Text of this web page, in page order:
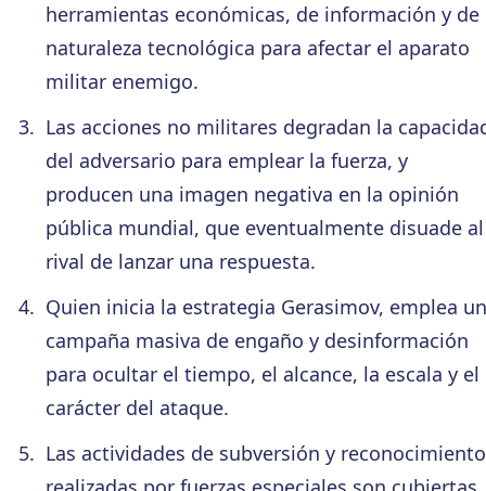
herramientas económicas, de información y de
naturaleza tecnológica para afectar el aparato
militar enemigo.
Las acciones no militares degradan la
del adversario para emplear la fuerza, y
producen una imagen negativa en la opinión
pública mundial, que eventualmente disuade al
rival de lanzar una respuesta.
Quien inicia la estrategia Gerasimov, emplea
campaña masiva de engaño y desinformación
para ocultar el tiempo, el alcance, la escala y el
carácter del ataque.
Las actividades de subversión y reconocimiento